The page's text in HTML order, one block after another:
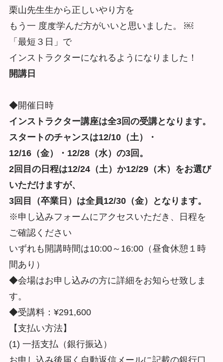
栗山先⽣生から正しいやり⽅を
もう一 度度学んだ⽅がいいと思いました。 ￼
「最短３日」で
インストラクターになれるようになりました！
開講日
◆開催日時
インストラクター講座は全3回の受講となります。
スタートのチャンスは12/10（土）・
12/16（金）・12/28（水）の3回。
2回目の日程は12/24（土）か12/29（木）をお選び
いただけますが、
3回目（卒業日）は全員12/30（金）となります。
※申し込みフォームにアクセスいただき、日程を
ご確認ください
いずれも開講時間は10:00～16:00（昼食休憩１時
間あり）
◆会場はお申し込みの方に詳細をお知らせ致しま
す。
◆受講料：¥291,600
【支払い方法】
(1) 一括支払（銀行振込）